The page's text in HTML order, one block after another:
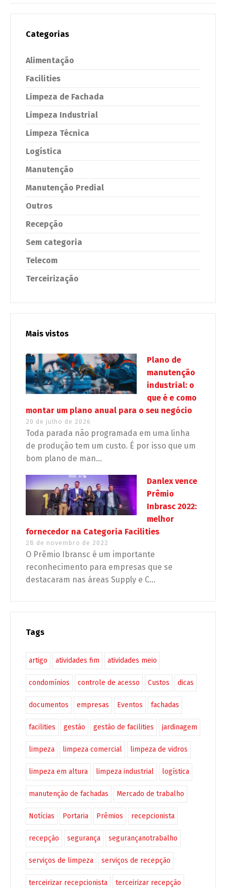
Categorias
Alimentação
Facilities
Limpeza de Fachada
Limpeza Industrial
Limpeza Técnica
Logística
Manutenção
Manutenção Predial
Outros
Recepção
Sem categoria
Telecom
Terceirização
Mais vistos
Plano de
manutenção
industrial: o
que é e como
montar um plano anual para o seu negócio
20 de julho de 2026
Toda parada não programada em uma linha
de produção tem um custo. É por isso que um
bom plano de man...
Danlex vence
Prêmio
Inbrasc 2022:
melhor
fornecedor na Categoria Facilities
28 de novembro de 2022
O Prêmio Ibransc é um importante
reconhecimento para empresas que se
destacaram nas áreas Supply e C...
Tags
artigo atividades fim atividades meio
condomínios controle de acesso Custos dicas
documentos empresas Eventos fachadas
facilities gestão gestão de facilities jardinagem
limpeza limpeza comercial limpeza de vidros
limpeza em altura limpeza industrial logística
manutenção de fachadas Mercado de trabalho
Notícias Portaria Prêmios recepcionista
recepção segurança segurançanotrabalho
serviços de limpeza serviços de recepção
terceirizar recepcionista terceirizar recepção